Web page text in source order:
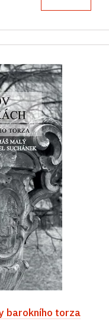
barokního torza